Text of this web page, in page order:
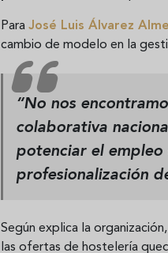
Para José Luis Álvarez
cambio de modelo en la
“No nos
colaborativa
potenciar el
profesionalización
Según explica la
las ofertas de hostelería